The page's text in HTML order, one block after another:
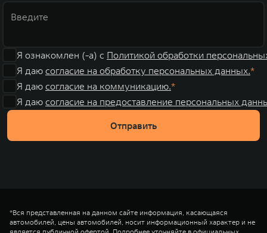
Я ознакомлен (-а) с Политикой обработки
Я даю согласие на обработку персональных данных.
Я даю согласие на коммуникацию.
Я даю согласие на предоставление персональных
Отправить
*Вся представленная на данном сайте информация, касающаяся
автомобилей, цены автомобилей, носит информационный характер и не